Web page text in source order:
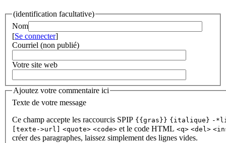
(identification facultative)
Nom
[Se connecter]
Courriel (non publié)
Votre site web
Ajoutez votre commentaire ici
Texte de votre message
Ce champ accepte les raccourcis SPIP {{gras}} {italique} -
[texte->url] <quote> <code> et le code HTML <q> <del>
créer des paragraphes, laissez simplement des lignes vides.